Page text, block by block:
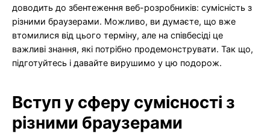
доводить до збентеження веб-розробників: сумісність з
різними браузерами. Можливо, ви думаєте, що вже
втомилися від цього терміну, але на співбесіді це
важливі знання, які потрібно продемонструвати. Так що,
підготуйтесь і давайте вирушимо у цю подорож.
Вступ у сферу сумісності з
різними браузерами